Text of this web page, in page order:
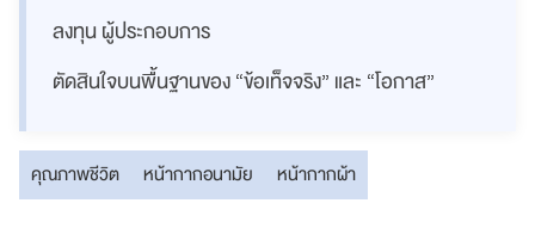
ลงทุน ผู้ประกอบการ
ตัดสินใจบนพื้นฐานของ “ข้อเท็จจริง” และ “โอกาส”
คุณภาพชีวิต หน้ากากอนามัย หน้ากากผ้า